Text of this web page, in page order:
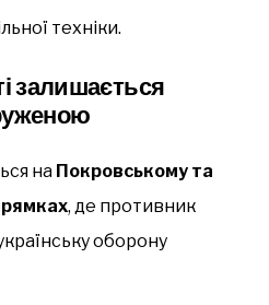
техніки.
залишається
на Покровському та
, де противник
оборону